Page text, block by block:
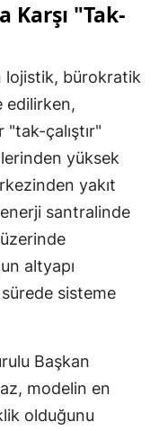
Karşı "Tak-
lojistik, bürokratik
edilirken,
çalıştır"
yüksek
yakıt
santralinde
altyapı
sürede sisteme
Başkan
modelin en
olduğunu